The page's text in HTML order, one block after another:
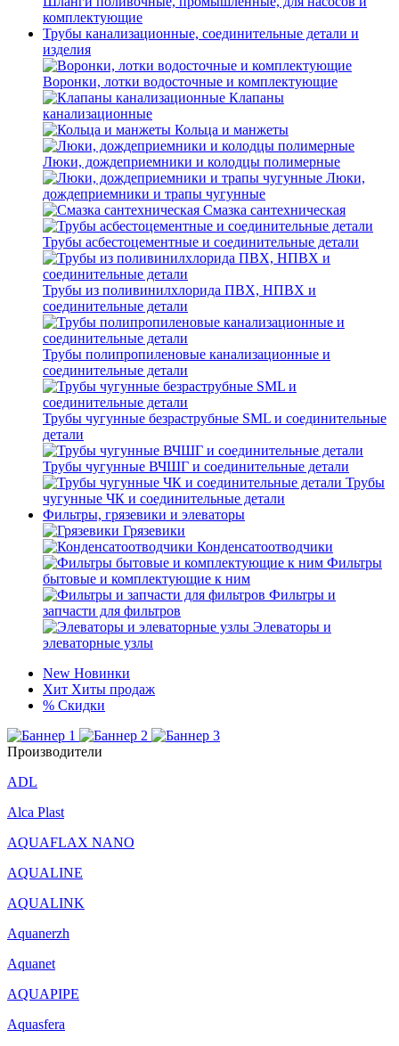
комплектующие
Трубы канализационные, соединительные детали и
изделия
Воронки, лотки водосточные и комплектующие
Клапаны
канализационные
Кольца и манжеты
Люки, дождеприемники и колодцы полимерные
Люки,
дождеприемники и трапы чугунные
Смазка сантехническая
Трубы асбестоцементные и соединительные детали
Трубы из поливинилхлорида ПВХ, НПВХ и
соединительные детали
Трубы полипропиленовые канализационные и
соединительные детали
Трубы чугунные безраструбные SML и соединительные
детали
Трубы чугунные ВЧШГ и соединительные детали
Трубы
чугунные ЧК и соединительные детали
Фильтры, грязевики и элеваторы
Грязевики
Конденсатоотводчики
Фильтры
бытовые и комплектующие к ним
Фильтры и
запчасти для фильтров
Элеваторы и
элеваторные узлы
New Новинки
Хит Хиты продаж
% Скидки
Производители
ADL
Alca Plast
AQUAFLAX NANO
AQUALINE
AQUALINK
Aquanerzh
Aquanet
AQUAPIPE
Aquasfera